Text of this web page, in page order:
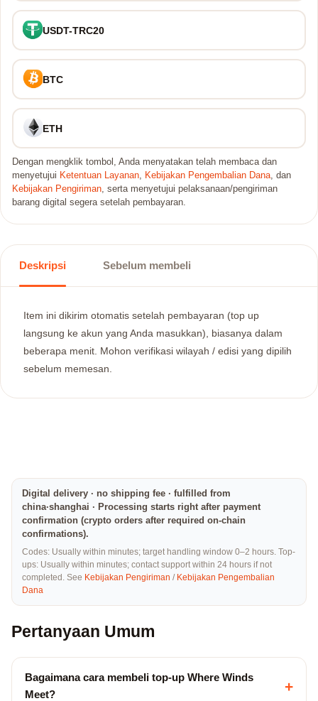
USDT-TRC20
BTC
ETH
Dengan mengklik tombol, Anda menyatakan telah membaca dan
menyetujui Ketentuan Layanan, Kebijakan Pengembalian Dana, dan
Kebijakan Pengiriman, serta menyetujui pelaksanaan/pengiriman
barang digital segera setelah pembayaran.
Deskripsi Sebelum membeli
Item ini dikirim otomatis setelah pembayaran (top up
langsung ke akun yang Anda masukkan), biasanya dalam
beberapa menit. Mohon verifikasi wilayah / edisi yang dipilih
sebelum memesan.
Digital delivery · no shipping fee · fulfilled from
china·shanghai · Processing starts right after payment
confirmation (crypto orders after required on-chain
confirmations).
Codes: Usually within minutes; target handling window 0–2 hours. Top-
ups: Usually within minutes; contact support within 24 hours if not
completed. See Kebijakan Pengiriman / Kebijakan Pengembalian
Dana
Pertanyaan Umum
Bagaimana cara membeli top-up Where Winds
Meet?
+